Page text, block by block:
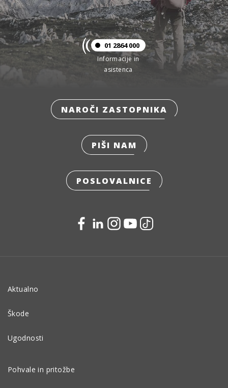
01 2864 000
Informacije in
asistenca
NAROČI ZASTOPNIKA
PIŠI NAM
POSLOVALNICE
Aktualno
Škode
Ugodnosti
Pohvale in pritožbe